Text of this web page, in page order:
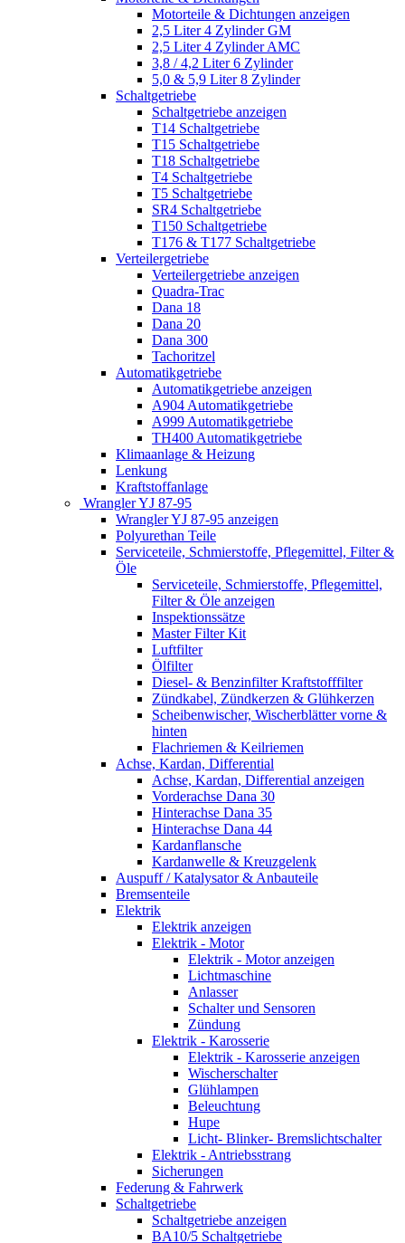
Motorteile & Dichtungen anzeigen
2,5 Liter 4 Zylinder GM
2,5 Liter 4 Zylinder AMC
3,8 / 4,2 Liter 6 Zylinder
5,0 & 5,9 Liter 8 Zylinder
Schaltgetriebe
Schaltgetriebe anzeigen
T14 Schaltgetriebe
T15 Schaltgetriebe
T18 Schaltgetriebe
T4 Schaltgetriebe
T5 Schaltgetriebe
SR4 Schaltgetriebe
T150 Schaltgetriebe
T176 & T177 Schaltgetriebe
Verteilergetriebe
Verteilergetriebe anzeigen
Quadra-Trac
Dana 18
Dana 20
Dana 300
Tachoritzel
Automatikgetriebe
Automatikgetriebe anzeigen
A904 Automatikgetriebe
A999 Automatikgetriebe
TH400 Automatikgetriebe
Klimaanlage & Heizung
Lenkung
Kraftstoffanlage
Wrangler YJ 87-95
Wrangler YJ 87-95 anzeigen
Polyurethan Teile
Serviceteile, Schmierstoffe, Pflegemittel, Filter &
Öle
Serviceteile, Schmierstoffe, Pflegemittel,
Filter & Öle anzeigen
Inspektionssätze
Master Filter Kit
Luftfilter
Ölfilter
Diesel- & Benzinfilter Kraftstofffilter
Zündkabel, Zündkerzen & Glühkerzen
Scheibenwischer, Wischerblätter vorne &
hinten
Flachriemen & Keilriemen
Achse, Kardan, Differential
Achse, Kardan, Differential anzeigen
Vorderachse Dana 30
Hinterachse Dana 35
Hinterachse Dana 44
Kardanflansche
Kardanwelle & Kreuzgelenk
Auspuff / Katalysator & Anbauteile
Bremsenteile
Elektrik
Elektrik anzeigen
Elektrik - Motor
Elektrik - Motor anzeigen
Lichtmaschine
Anlasser
Schalter und Sensoren
Zündung
Elektrik - Karosserie
Elektrik - Karosserie anzeigen
Wischerschalter
Glühlampen
Beleuchtung
Hupe
Licht- Blinker- Bremslichtschalter
Elektrik - Antriebsstrang
Sicherungen
Federung & Fahrwerk
Schaltgetriebe
Schaltgetriebe anzeigen
BA10/5 Schaltgetriebe